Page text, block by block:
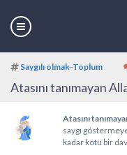
Saygılı olmak-Toplum
Atasını tanımayan
Atasını
saygı
kadar kötü bir